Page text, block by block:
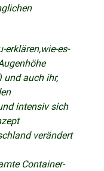
erklären,wie-es-
und auch ihr,
intensiv sich
verändert
Container-